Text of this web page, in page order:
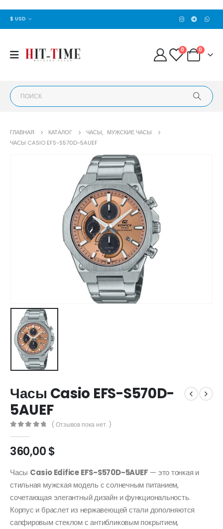
$ USD
0 0
ГЛАВНАЯ КАТАЛОГ ЧАСЫ, МУЖСКИЕ ЧАСЫ
ЧАСЫ CASIO EFS-S570D-5AUEF
Часы Casio EFS-S570D-
5AUEF
( Отзывов пока нет. )
360,00$
Часы Casio Edifice EFS-S570D-5AUEF — это тонкая и
стильная мужская модель с солнечным питанием,
сочетающая элегантный дизайн и функциональность.
Корпус и браслет из нержавеющей стали дополняются
сапфировым стеклом с антибликовым покрытием,